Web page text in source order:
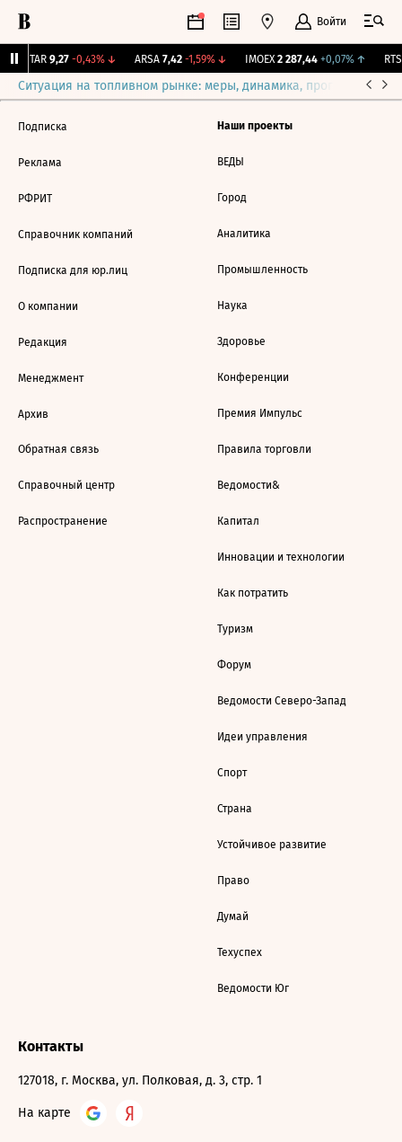
Войти
UTAR 9,27 -0,43%↓ ARSA 7,42 -1,59%↓ IMOEX 2 287,44 +0,07%↑ RTSI
Ситуация на топливном рынке: меры, динамика, прогнозы
Подписка
Реклама
РФРИТ
Справочник компаний
Подписка для юр.лиц
О компании
Редакция
Менеджмент
Архив
Обратная связь
Справочный центр
Распространение
Наши проекты
ВЕДЫ
Город
Аналитика
Промышленность
Наука
Здоровье
Конференции
Премия Импульс
Правила торговли
Ведомости&
Капитал
Инновации и технологии
Как потратить
Туризм
Форум
Ведомости Северо-Запад
Идеи управления
Спорт
Страна
Устойчивое развитие
Право
Думай
Техуспех
Ведомости Юг
Контакты
127018, г. Москва, ул. Полковая, д. 3, стр. 1
На карте